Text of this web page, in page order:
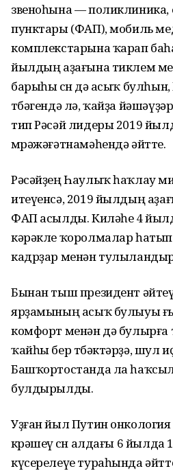
звеноһына —
пунктары (ФАП), мобиль
комплекстарына ҡарап
йылдың аҙағына тиклем
барыһы өсөн дә асыҡ булһын,
төбәгендә лә, ҡайҙа
тип Рәсәй лидеры 2019
мөрәжәғәтнамәһендә әйтте.
Рәсәйҙең Һаулыҡ һаҡлау
итеүенсә, 2019 йылдың
ФАП асылды. Киләһе 4 йылда
кәрәкле ҡоролмалар
кадрҙар менән
Бынан тыш президент
ярҙамының асыҡ булыуы
комфорт менән дә
ҡайһы бер төбәктәрҙә, шул
Башҡортостанда ла
булдырылды.
Уҙған йыл Путин
көрәшеү өсөн алдағы 6
күсерелеүе тураһында